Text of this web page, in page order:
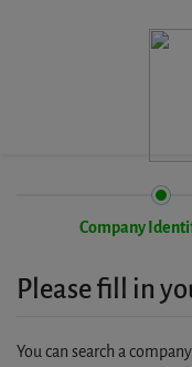
Company
Please fill in
You can search a